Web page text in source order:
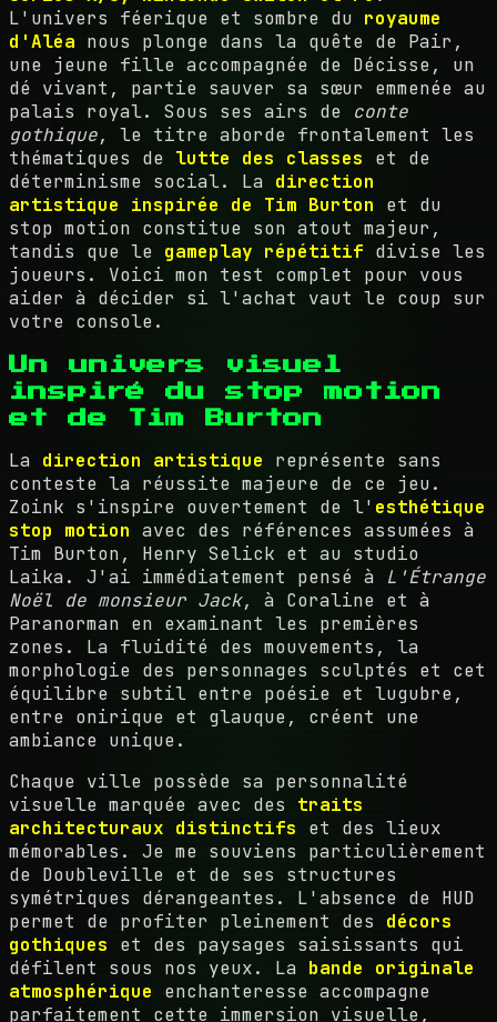
L'univers féerique et sombre du royaume
d'Aléa nous plonge dans la quête de Pair,
une jeune fille accompagnée de Décisse, un
dé vivant, partie sauver sa sœur emmenée au
palais royal. Sous ses airs de conte
gothique, le titre aborde frontalement les
thématiques de lutte des classes et de
déterminisme social. La direction
artistique inspirée de Tim Burton et du
stop motion constitue son atout majeur,
tandis que le gameplay répétitif divise les
joueurs. Voici mon test complet pour vous
aider à décider si l'achat vaut le coup sur
votre console.
Un univers visuel
inspiré du stop motion
et de Tim Burton
La direction artistique représente sans
conteste la réussite majeure de ce jeu.
Zoink s'inspire ouvertement de l' esthétique
stop motion avec des références assumées à
Tim Burton, Henry Selick et au studio
Laika. J'ai immédiatement pensé à L'Étrange
Noël de monsieur Jack, à Coraline et à
Paranorman en examinant les premières
zones. La fluidité des mouvements, la
morphologie des personnages sculptés et cet
équilibre subtil entre poésie et lugubre,
entre onirique et glauque, créent une
ambiance unique.
Chaque ville possède sa personnalité
visuelle marquée avec des traits
architecturaux distinctifs et des lieux
mémorables. Je me souviens particulièrement
de Doubleville et de ses structures
symétriques dérangeantes. L'absence de HUD
permet de profiter pleinement des décors
gothiques et des paysages saisissants qui
défilent sous nos yeux. La bande originale
atmosphérique enchanteresse accompagne
parfaitement cette immersion visuelle,